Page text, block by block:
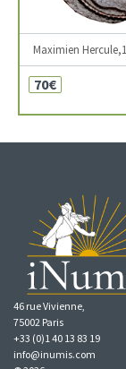
Maximien
70€
46 rue Vivienne,
75002 Paris
+33 (0)1 40 13 83 19
info@inumis.com